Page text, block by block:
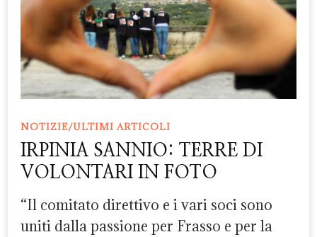
NOTIZIE/ULTIMI ARTICOLI
IRPINIA SANNIO: TERRE DI
VOLONTARI IN FOTO
“Il comitato direttivo e i vari soci sono
uniti dalla passione per Frasso e per la